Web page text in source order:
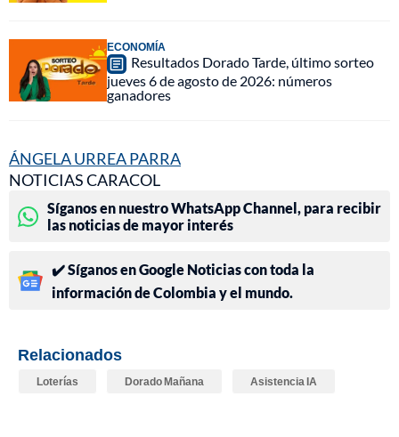
ECONOMÍA
Resultados Dorado Tarde, último sorteo
jueves 6 de agosto de 2026: números
ganadores
ÁNGELA URREA PARRA
NOTICIAS CARACOL
Síganos en nuestro WhatsApp Channel, para recibir
las noticias de mayor interés
✔️ Síganos en Google Noticias con toda la
información de Colombia y el mundo.
Relacionados
Loterías Dorado Mañana Asistencia IA